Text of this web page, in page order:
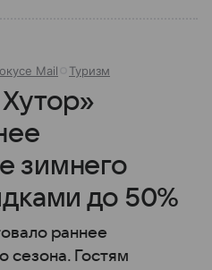
Mail Туризм
зимнего
до 50%
раннее
сезона. Гостям